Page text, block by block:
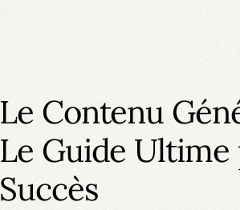
Le Contenu
Le Guide
Succès